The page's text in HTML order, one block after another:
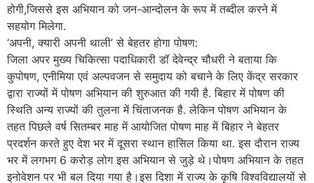
होगी,जिससे इस अभियान को जन-आन्दोलन के रूप में तब्दील करने में
सहयोग मिलेगा.
‘अपनी, क्यारी अपनी थाली’ से बेहतर होगा पोषण:
जिला अपर मुख्य चिकित्सा पदाधिकारी डॉ देवेन्द्र चौधरी ने बताया कि
कुपोषण, एनीमिया एवं अल्पवजन से समुदाय को बचाने के लिए केंद्र सरकार
द्वारा राज्यों में पोषण अभियान की शुरुआत की गयी है. बिहार में पोषण की
स्थिति अन्य राज्यों की तुलना में चिंताजनक है. लेकिन पोषण अभियान के
तहत पिछले वर्ष सितम्बर माह में आयोजित पोषण माह में बिहार ने बेहतर
प्रदर्शन करते हुए देश भर में दूसरा स्थान हासिल किया था. इस दौरान राज्य
भर में लगभग 6 करोड़ लोग इस अभियान से जुड़े थे।पोषण अभियान के तहत
इनोवेशन पर भी बल दिया गया है।इस दिशा में राज्य के कृषि विश्वविद्यालयों से